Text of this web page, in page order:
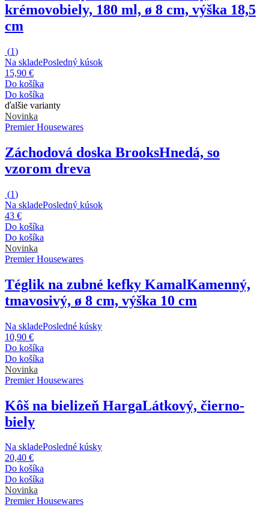
krémovobiely, 180 ml, ø 8 cm, výška 18,5
cm
(1)
Na skladePosledný kúsok
15,90 €
Do košíka
Do košíka
ďalšie varianty
Novinka
Premier Housewares
Záchodová doska BrooksHnedá, so
vzorom dreva
(1)
Na skladePosledný kúsok
43 €
Do košíka
Do košíka
Novinka
Premier Housewares
Téglik na zubné kefky KamalKamenný,
tmavosivý, ø 8 cm, výška 10 cm
Na skladePosledné kúsky
10,90 €
Do košíka
Do košíka
Novinka
Premier Housewares
Kôš na bielizeň HargaLátkový, čierno-
biely
Na skladePosledné kúsky
20,40 €
Do košíka
Do košíka
Novinka
Premier Housewares